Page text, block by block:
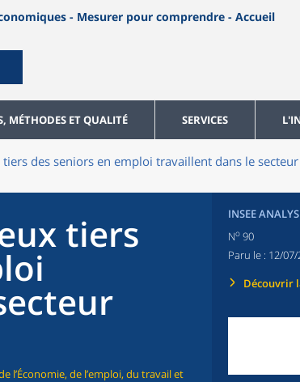
MÉTHODES ET QUALITÉ SERVICES
tiers des seniors en emploi travaillent dans le
tiers
l’Économie, de l’emploi, du travail et
INSEE
No 90
Paru le : 12/
Découvrir